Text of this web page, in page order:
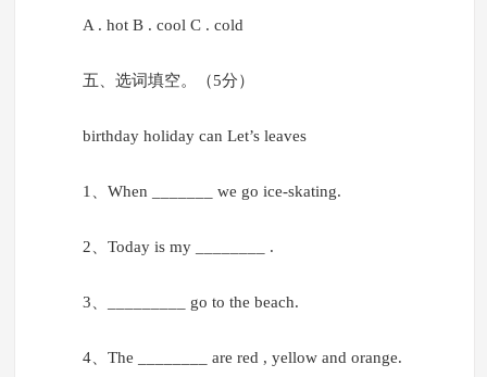
A . hot B . cool C . cold
五、选词填空。（5分）
birthday holiday can Let’s leaves
1、When _______ we go ice-skating.
2、Today is my ________ .
3、_________ go to the beach.
4、The ________ are red , yellow and orange.